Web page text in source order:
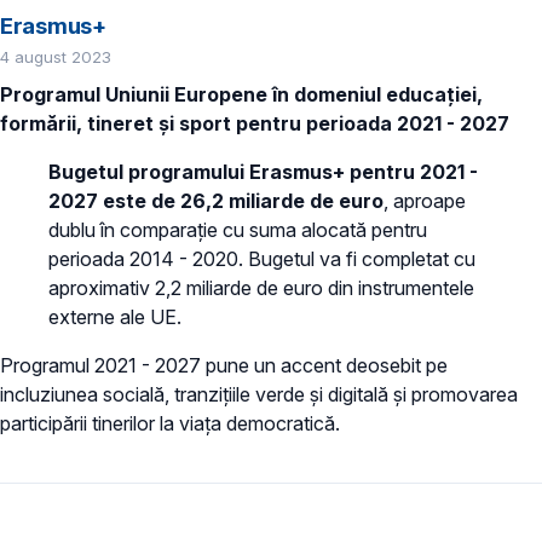
Erasmus+
4 august 2023
Programul Uniunii Europene în domeniul educației,
formării, tineret și sport pentru perioada 2021 - 2027
Bugetul programului Erasmus+ pentru 2021 -
2027 este de 26,2 miliarde de euro , aproape
dublu în comparație cu suma alocată pentru
perioada 2014 - 2020. Bugetul va fi completat cu
aproximativ 2,2 miliarde de euro din instrumentele
externe ale UE.
Programul 2021 - 2027 pune un accent deosebit pe
incluziunea socială, tranzițiile verde și digitală și promovarea
participării tinerilor la viața democratică.